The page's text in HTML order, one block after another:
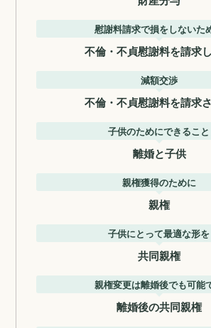
慰謝料請求で損をしないた
不倫・不貞慰謝料を請求
減額交渉
不倫・不貞慰謝料を請求
子供のためにできること
離婚と子供
親権獲得のために
親権
子供にとって最適な形を
共同親権
親権変更は離婚後でも可能
離婚後の共同親権